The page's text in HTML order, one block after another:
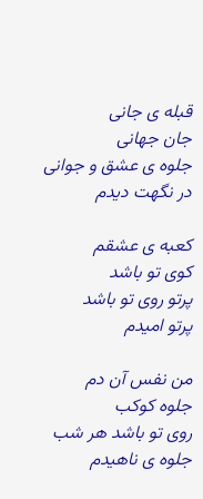
قبله ی جانی
جان جهانی
جلوه ی عشق و جوانی
در نگهت دیدم
کعبه ی عشقم
کوی تو باشد
پرتو روی تو باشد
پرتو امیدم
من نفس آن دم
جلوه کوکب
روی تو باشد هر شب
جلوه ی ناهیدم